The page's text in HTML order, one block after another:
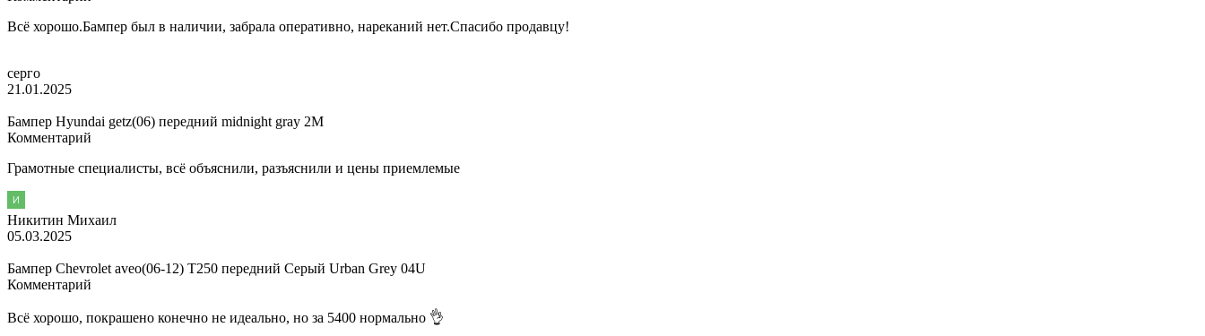
Всё хорошо.Бампер был в наличии, забрала оперативно, нареканий нет.Спасибо продавцу!
серго
21.01.2025
Бампер Hyundai getz(06) передний midnight gray 2M
Комментарий
Грамотные специалисты, всё объяснили, разъяснили и цены приемлемые
Никитин Михаил
05.03.2025
Бампер Chevrolet aveo(06-12) T250 передний Серый Urban Grey 04U
Комментарий
Всё хорошо, покрашено конечно не идеально, но за 5400 нормально 👌